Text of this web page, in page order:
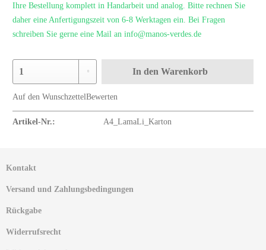
Ihre Bestellung komplett in Handarbeit und analog. Bitte rechnen Sie
daher eine Anfertigungszeit von 6-8 Werktagen ein. Bei Fragen
schreiben Sie gerne eine Mail an info@manos-verdes.de
In den Warenkorb
Auf den WunschzettelBewerten
Artikel-Nr.: A4_LamaLi_Karton
Kontakt
Versand und Zahlungsbedingungen
Rückgabe
Widerrufsrecht